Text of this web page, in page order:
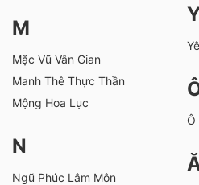
M
Mặc Vũ Vân Gian
Manh Thê Thực Thần
Mộng Hoa Lục
N
Ngũ Phúc Lâm Môn
Ô